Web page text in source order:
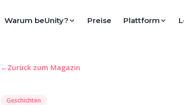
Warum beUnity? Preise Plattform
← Zurück zum Magazin
Geschichten